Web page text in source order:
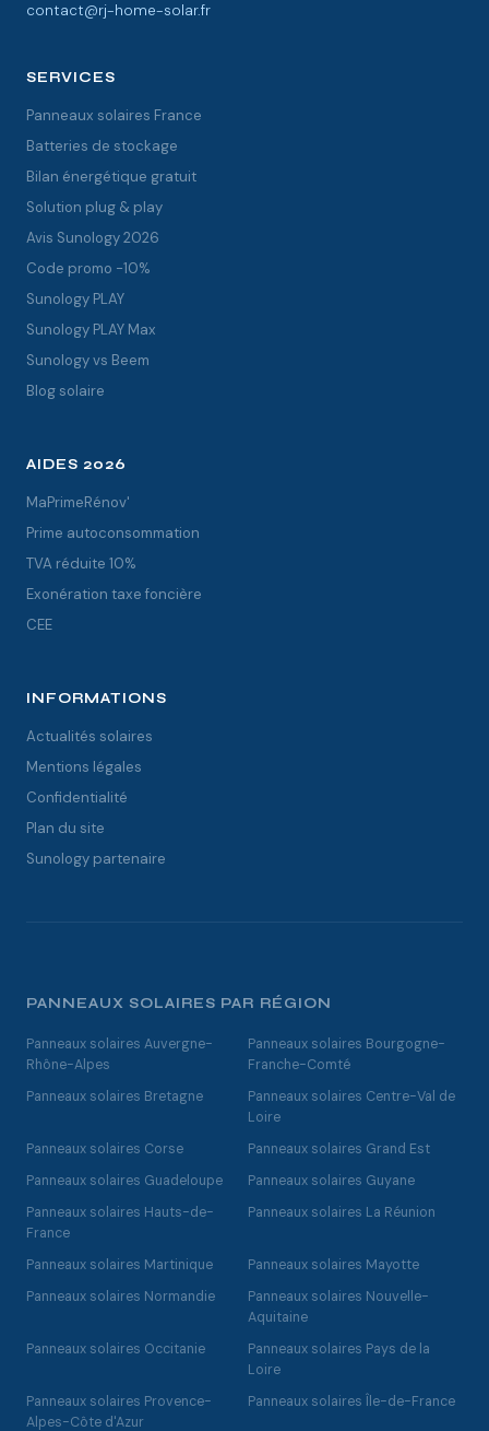
contact@rj-home-solar.fr
SERVICES
Panneaux solaires France
Batteries de stockage
Bilan énergétique gratuit
Solution plug & play
Avis Sunology 2026
Code promo -10%
Sunology PLAY
Sunology PLAY Max
Sunology vs Beem
Blog solaire
AIDES 2026
MaPrimeRénov'
Prime autoconsommation
TVA réduite 10%
Exonération taxe foncière
CEE
INFORMATIONS
Actualités solaires
Mentions légales
Confidentialité
Plan du site
Sunology partenaire
PANNEAUX SOLAIRES PAR RÉGION
Panneaux solaires Auvergne-
Rhône-Alpes
Panneaux solaires Bourgogne-
Franche-Comté
Panneaux solaires Bretagne
Panneaux solaires Centre-Val de
Loire
Panneaux solaires Corse
Panneaux solaires Grand Est
Panneaux solaires Guadeloupe
Panneaux solaires Guyane
Panneaux solaires Hauts-de-
France
Panneaux solaires La Réunion
Panneaux solaires Martinique
Panneaux solaires Mayotte
Panneaux solaires Normandie
Panneaux solaires Nouvelle-
Aquitaine
Panneaux solaires Occitanie
Panneaux solaires Pays de la
Loire
Panneaux solaires Provence-
Alpes-Côte d'Azur
Panneaux solaires Île-de-France